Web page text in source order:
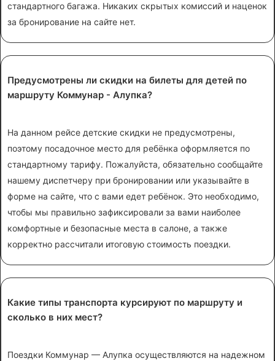
стандартного багажа. Никаких скрытых комиссий и наценок
за бронирование на сайте нет.
Предусмотрены ли скидки на билеты для детей по
маршруту Коммунар - Алупка?
На данном рейсе детские скидки не предусмотрены,
поэтому посадочное место для ребёнка оформляется по
стандартному тарифу. Пожалуйста, обязательно сообщайте
нашему диспетчеру при бронировании или указывайте в
форме на сайте, что с вами едет ребёнок. Это необходимо,
чтобы мы правильно зафиксировали за вами наиболее
комфортные и безопасные места в салоне, а также
корректно рассчитали итоговую стоимость поездки.
Какие типы транспорта курсируют по маршруту и
сколько в них мест?
Поездки Коммунар — Алупка осуществляются на надежном